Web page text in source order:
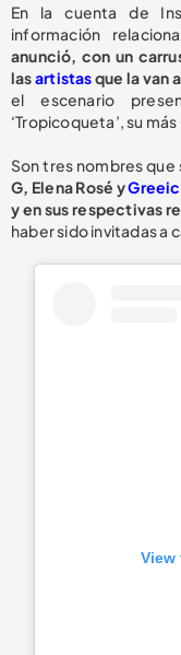
En la cuenta de
información
anunció, con un
lasartistasque la van
el escenario
‘Tropicoqueta’, su
Son tres nombres que
G, Elena Rosé y
y en sus respectivas
haber sido invitadas a
View